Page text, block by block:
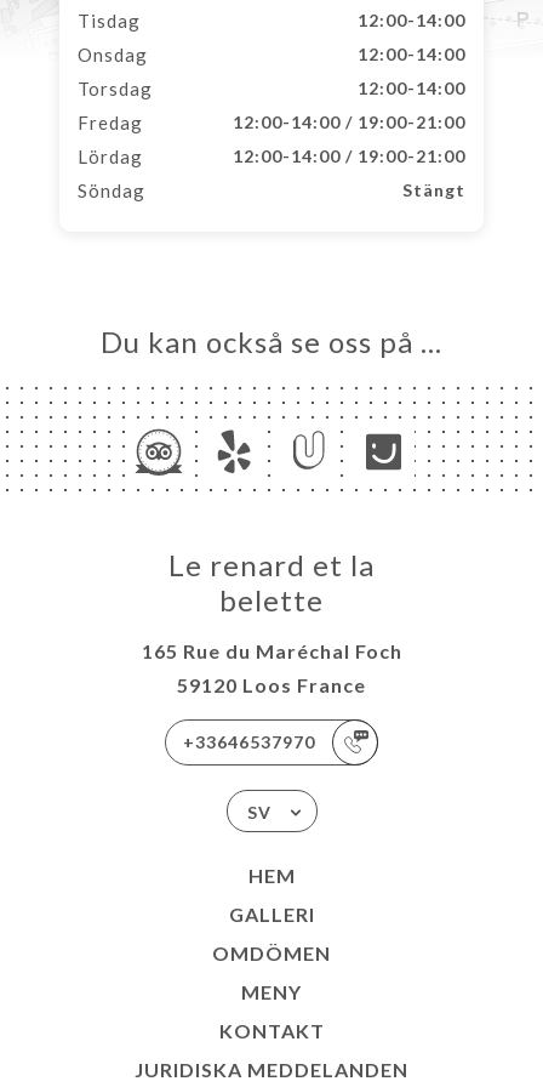
Tisdag 12:00-14:00
Onsdag 12:00-14:00
Torsdag 12:00-14:00
Fredag 12:00-14:00 / 19:00-21:00
Lördag 12:00-14:00 / 19:00-21:00
Söndag Stängt
Du kan också se oss på …
Le renard et la
belette
165 Rue du Maréchal Foch
59120 Loos France
+33646537970
SV
HEM
GALLERI
OMDÖMEN
MENY
KONTAKT
JURIDISKA MEDDELANDEN